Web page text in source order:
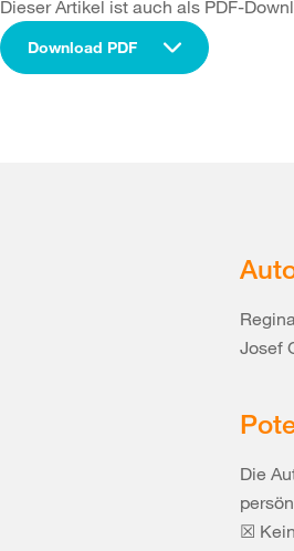
Dieser Artikel ist auch als PDF-
Download PDF
Josef
Die
☒